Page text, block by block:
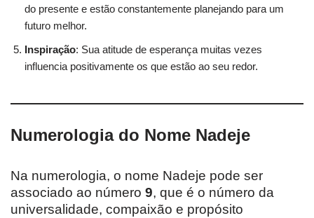
do presente e estão constantemente planejando para um
futuro melhor.
Inspiração: Sua atitude de esperança muitas vezes
influencia positivamente os que estão ao seu redor.
Numerologia do Nome Nadeje
Na numerologia, o nome Nadeje pode ser
associado ao número 9, que é o número da
universalidade, compaixão e propósito